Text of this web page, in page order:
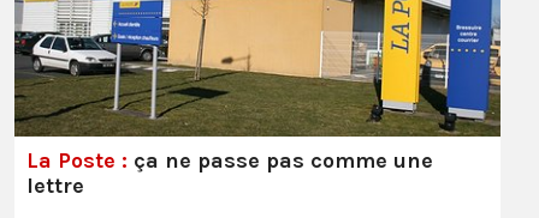
La Poste : ça ne passe pas comme une
lettre